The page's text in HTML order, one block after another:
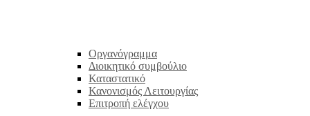
Οργανόγραμμα
Διοικητικό συμβούλιο
Καταστατικό
Κανονισμός Λειτουργίας
Επιτροπή ελέγχου